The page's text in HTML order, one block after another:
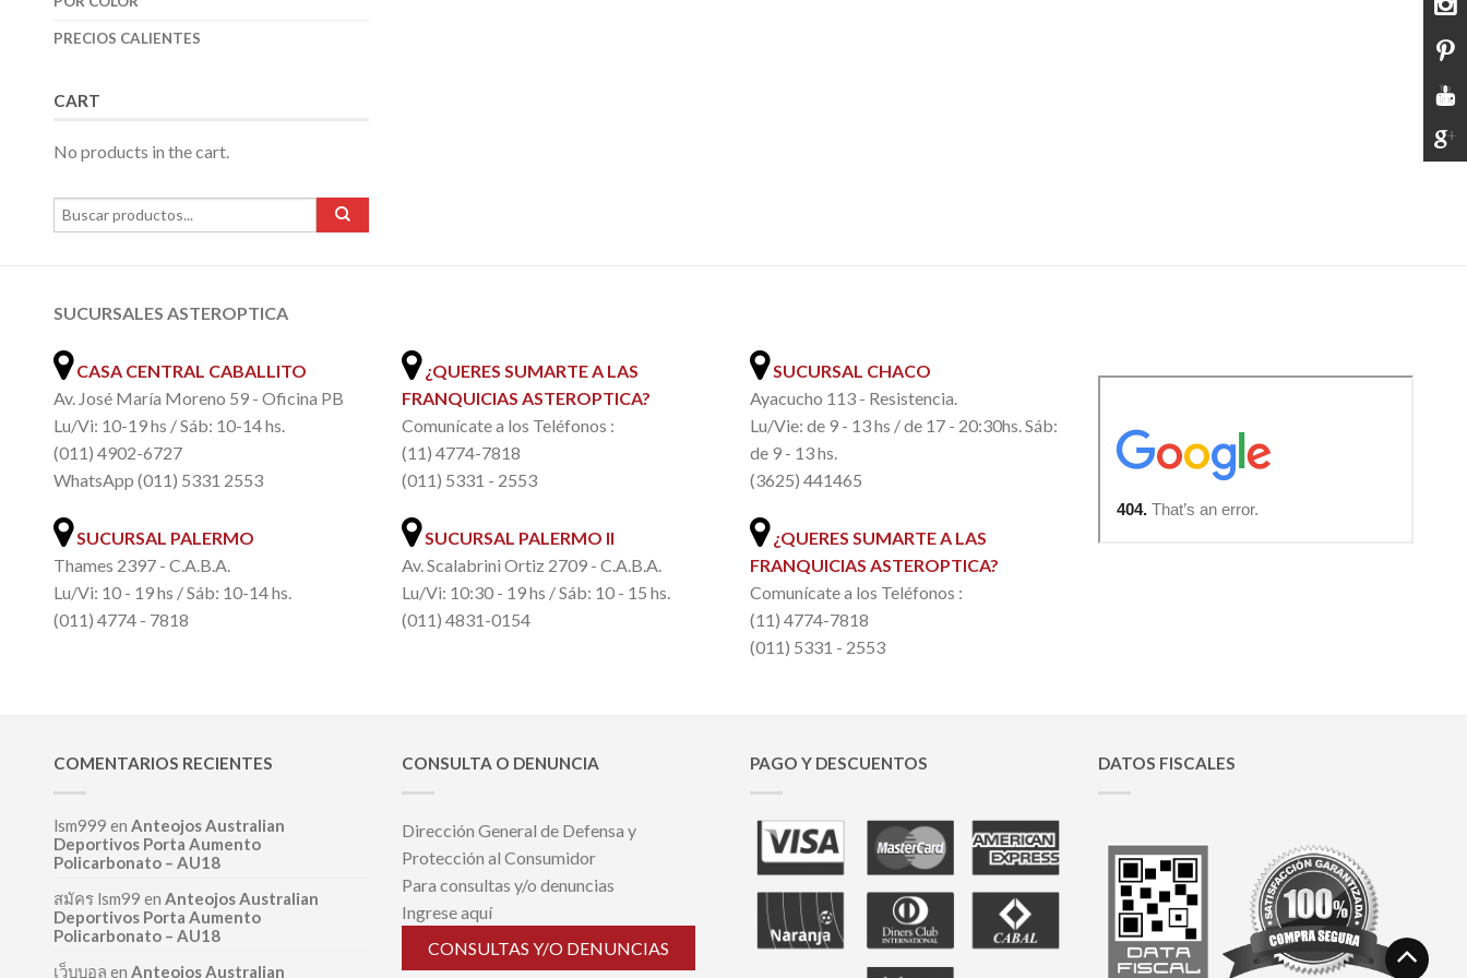
PRECIOS CALIENTES
CART
No products in the cart.
SUCURSALES ASTEROPTICA
CASA CENTRAL CABALLITO
Av. José María Moreno 59 - Oficina PB
Lu/Vi: 10-19 hs / Sáb: 10-14 hs.
(011) 4902-6727
WhatsApp (011) 5331 2553
SUCURSAL PALERMO
Thames 2397 - C.A.B.A.
Lu/Vi: 10 - 19 hs / Sáb: 10-14 hs.
(011) 4774 - 7818
¿QUERES SUMARTE A LAS
FRANQUICIAS ASTEROPTICA?
Comunícate a los Teléfonos :
(11) 4774-7818
(011) 5331 - 2553
SUCURSAL PALERMO II
Av. Scalabrini Ortiz 2709 - C.A.B.A.
Lu/Vi: 10:30 - 19 hs / Sáb: 10 - 15 hs.
(011) 4831-0154
SUCURSAL CHACO
Ayacucho 113 - Resistencia.
Lu/Vie: de 9 - 13 hs / de 17 - 20:30hs. Sáb:
de 9 - 13 hs.
(3625) 441465
¿QUERES SUMARTE A LAS
FRANQUICIAS ASTEROPTICA?
Comunícate a los Teléfonos :
(11) 4774-7818
(011) 5331 - 2553
COMENTARIOS RECIENTES
lsm999 en Anteojos Australian
Deportivos Porta Aumento
Policarbonato – AU18
สมัคร lsm99 en Anteojos Australian
Deportivos Porta Aumento
Policarbonato – AU18
เว็บบอล en Anteojos Australian
CONSULTA O DENUNCIA
Dirección General de Defensa y
Protección al Consumidor
Para consultas y/o denuncias
Ingrese aquí
CONSULTAS Y/O DENUNCIAS
PAGO Y DESCUENTOS DATOS FISCALES